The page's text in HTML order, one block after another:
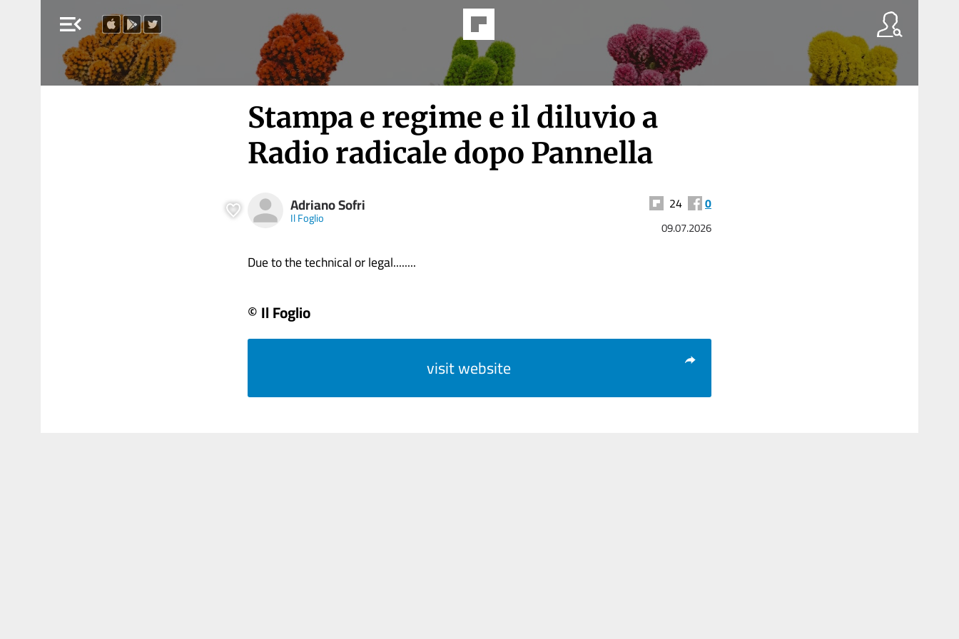
menu_open
Stampa e regime e il diluvio a
Radio radicale dopo Pannella
Adriano Sofri
Il Foglio
24 0
09.07.2026
Due to the technical or legal........
© Il Foglio
visit website